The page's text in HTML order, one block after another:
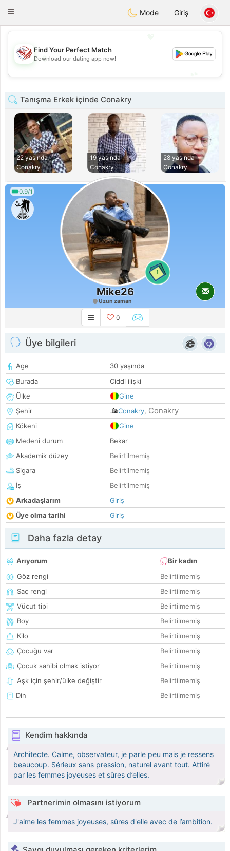
Dating
Toggle
Mode Giriş
💖
💕
Find Your Perfect Match
Download our dating app now!
Tanışma Erkek içinde Conakry
22 yaşında
Conakry
19 yaşında
Conakry
28 yaşında
Conakry
0.9/1
1
Mike26
Uzun zaman
0
Üye bilgileri
Age
30 yaşında
Burada
Ciddi ilişki
Ülke
Gine
Şehir
Conakry, Conakry
Kökeni
Gine
Medeni durum
Bekar
Akademik düzey
Belirtilmemiş
Sigara
Belirtilmemiş
İş
Belirtilmemiş
Arkadaşlarım
Giriş
Üye olma tarihi
Giriş
Daha fazla detay
Arıyorum
Bir kadın
Göz rengi
Belirtilmemiş
Saç rengi
Belirtilmemiş
Vücut tipi
Belirtilmemiş
Boy
Belirtilmemiş
Kilo
Belirtilmemiş
Çocuğu var
Belirtilmemiş
Çocuk sahibi olmak istiyor
Belirtilmemiş
Aşk için şehir/ülke değiştir
Belirtilmemiş
Din
Belirtilmemiş
Kendim hakkında
Architecte. Calme, observateur, je parle peu mais je ressens
beaucoup. Sérieux sans pression, naturel avant tout. Attiré
par les femmes joyeuses et sûres d’elles.
Partnerimin olmasını istiyorum
J'aime les femmes joyeuses, sûres d'elle avec de l’ambition.